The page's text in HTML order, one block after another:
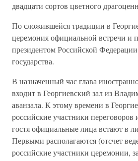
двадцати сортов цветного
По сложившейся традиции в
церемония официальной встречи и
президентом Российской
государства.
В назначенный час глава
входит в Георгиевский зал из
аванзала. К этому времени в
российские участники
гостя официальные лица встают в
Первыми располагаются (отсчет
российские участники церемонии,